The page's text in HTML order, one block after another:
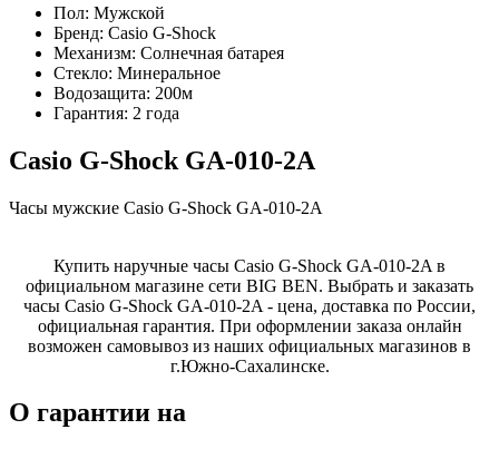
Пол: Мужской
Бренд: Casio G-Shock
Механизм: Солнечная батарея
Стекло: Минеральное
Водозащита: 200м
Гарантия: 2 года
Casio G-Shock GA-010-2A
Часы мужские Casio G-Shock GA-010-2A
Купить наручные часы Casio G-Shock GA-010-2A в
официальном магазине сети BIG BEN. Выбрать и заказать
часы Casio G-Shock GA-010-2A - цена, доставка по России,
официальная гарантия. При оформлении заказа онлайн
возможен самовывоз из наших официальных магазинов в
г.Южно-Сахалинске.
О гарантии на